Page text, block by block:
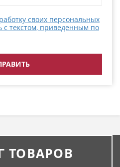
своих персональных
текстом, приведенным по
ТОВАРОВ